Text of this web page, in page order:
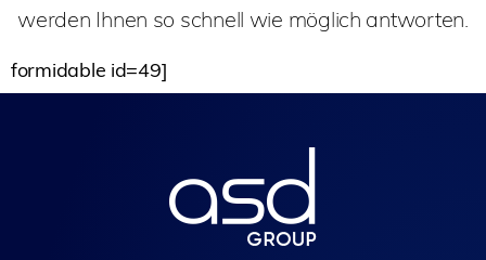
werden Ihnen so schnell wie möglich antworten.
formidable id=49]